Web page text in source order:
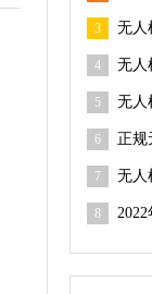
3 无人
4 无人
5 无人机
6 正规
7 无人机
8 2022年